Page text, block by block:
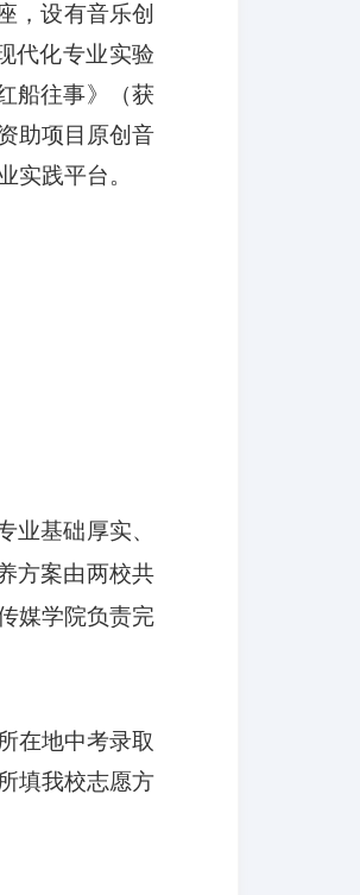
，设有音乐创
代化专业实验
船往事》（获
助项目原创音
实践平台。
业基础厚实、
方案由两校共
媒学院负责完
在地中考录取
填我校志愿方